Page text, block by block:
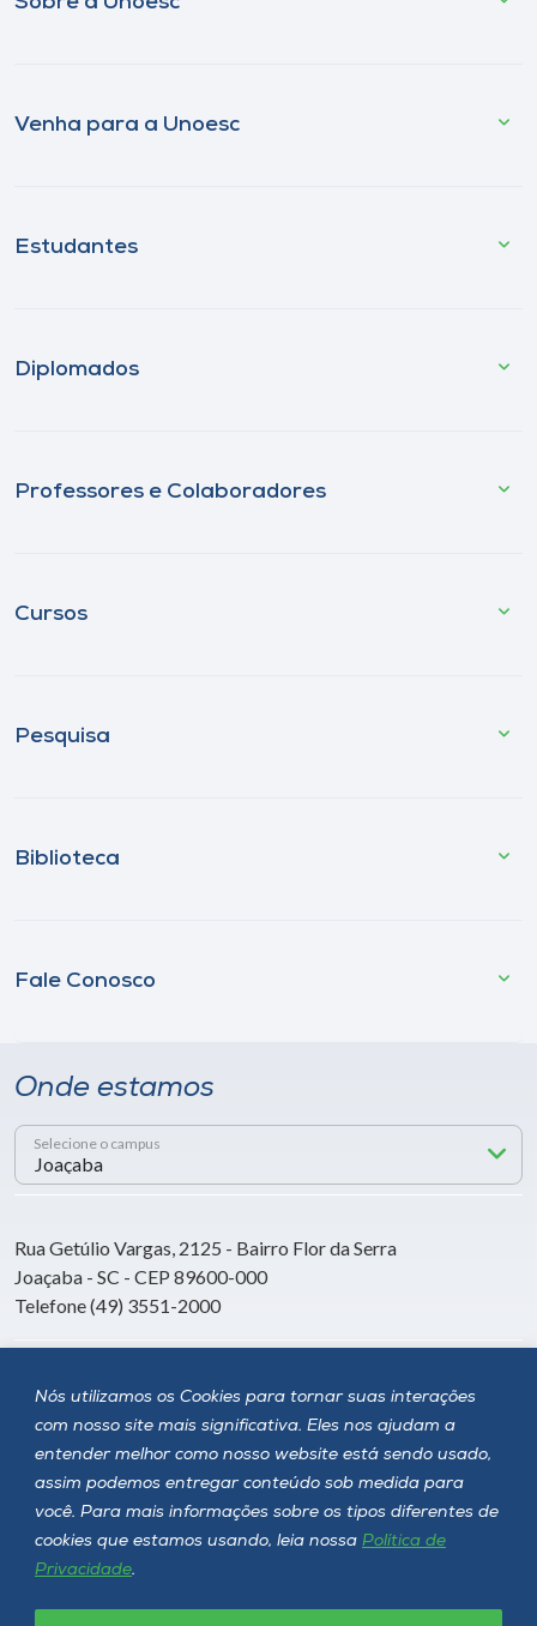
Nós utilizamos os Cookies para tornar suas interações
com nosso site mais significativa. Eles nos ajudam a
entender melhor como nosso website está sendo usado,
assim podemos entregar conteúdo sob medida para
você. Para mais informações sobre os tipos diferentes de
cookies que estamos usando, leia nossa Política de
Privacidade.
Venha para a Unoesc
Estudantes
Diplomados
Professores e Colaboradores
Cursos
Pesquisa
Biblioteca
Fale Conosco
Onde estamos
Selecione o campus
Rua Getúlio Vargas, 2125 - Bairro Flor da Serra
Joaçaba - SC - CEP 89600-000
Telefone (49) 3551-2000
Siga a Unoesc